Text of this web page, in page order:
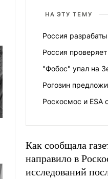
НА ЭТУ ТЕМУ
Россия
Россия
"Фобос" упал на
Рогозин
Роскосмос и ESA
Как сообщала
направило в
исследований